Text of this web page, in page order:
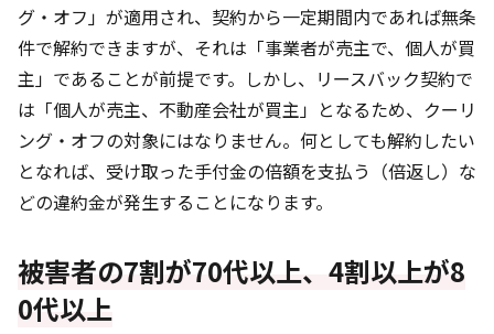
グ・オフ」が適用され、契約から一定期間内であれば無条
件で解約できますが、それは「事業者が売主で、個人が買
主」であることが前提です。しかし、リースバック契約で
は「個人が売主、不動産会社が買主」となるため、クーリ
ング・オフの対象にはなりません。何としても解約したい
となれば、受け取った手付金の倍額を支払う（倍返し）な
どの違約金が発生することになります。
被害者の7割が70代以上、4割以上が8
0代以上